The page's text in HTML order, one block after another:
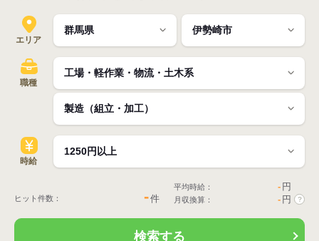
エリア
職種
時給
ヒット件数： -件
平均時給： - 円
月収換算： - 円 ?
検索する